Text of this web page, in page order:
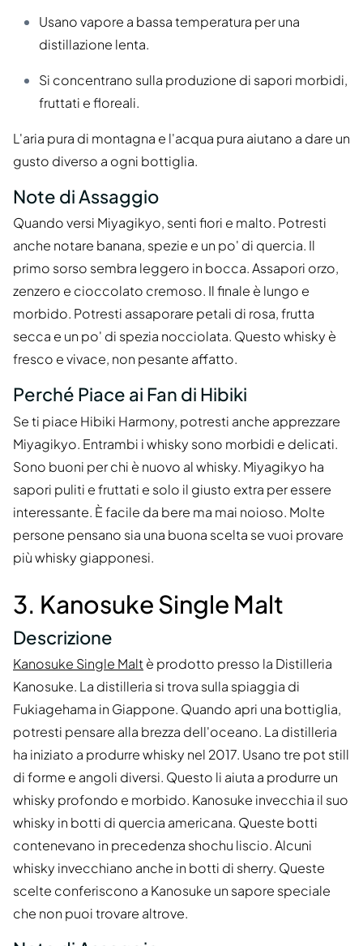
Usano vapore a bassa temperatura per una
distillazione lenta.
Si concentrano sulla produzione di sapori morbidi,
fruttati e floreali.
L'aria pura di montagna e l'acqua pura aiutano a dare un
gusto diverso a ogni bottiglia.
Note di Assaggio
Quando versi Miyagikyo, senti fiori e malto. Potresti
anche notare banana, spezie e un po' di quercia. Il
primo sorso sembra leggero in bocca. Assapori orzo,
zenzero e cioccolato cremoso. Il finale è lungo e
morbido. Potresti assaporare petali di rosa, frutta
secca e un po' di spezia nocciolata. Questo whisky è
fresco e vivace, non pesante affatto.
Perché Piace ai Fan di Hibiki
Se ti piace Hibiki Harmony, potresti anche apprezzare
Miyagikyo. Entrambi i whisky sono morbidi e delicati.
Sono buoni per chi è nuovo al whisky. Miyagikyo ha
sapori puliti e fruttati e solo il giusto extra per essere
interessante. È facile da bere ma mai noioso. Molte
persone pensano sia una buona scelta se vuoi provare
più whisky giapponesi.
3. Kanosuke Single Malt
Descrizione
Kanosuke Single Malt è prodotto presso la Distilleria
Kanosuke. La distilleria si trova sulla spiaggia di
Fukiagehama in Giappone. Quando apri una bottiglia,
potresti pensare alla brezza dell'oceano. La distilleria
ha iniziato a produrre whisky nel 2017. Usano tre pot still
di forme e angoli diversi. Questo li aiuta a produrre un
whisky profondo e morbido. Kanosuke invecchia il suo
whisky in botti di quercia americana. Queste botti
contenevano in precedenza shochu liscio. Alcuni
whisky invecchiano anche in botti di sherry. Queste
scelte conferiscono a Kanosuke un sapore speciale
che non puoi trovare altrove.